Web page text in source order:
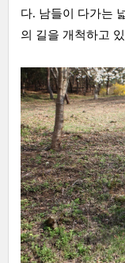
다. 남들이 다가는
의 길을 개척하고